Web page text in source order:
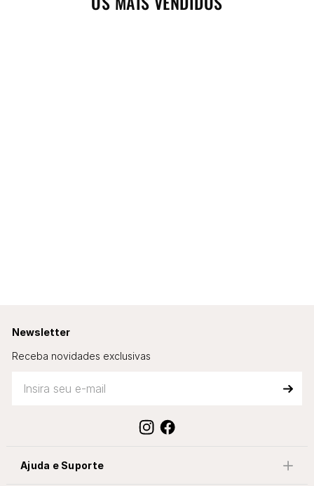
Newsletter
Receba novidades exclusivas
Ajuda e Suporte